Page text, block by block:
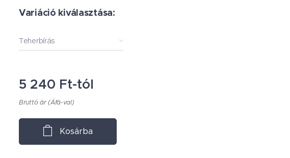
Variáció kiválasztása:
Teherbírás
5 240 Ft-tól
Bruttó ár (Áfá-val)
Kosárba